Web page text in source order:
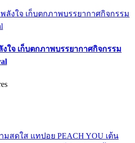
ใจ เก็บตกภาพบรรยากาศกิจกรรม